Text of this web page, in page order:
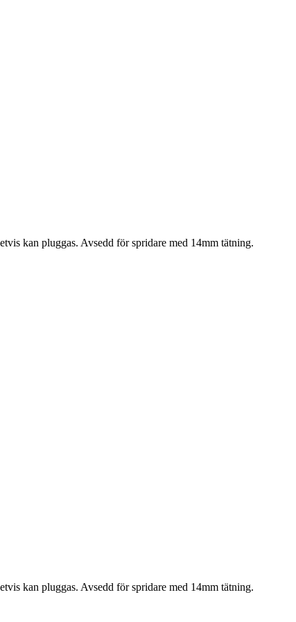
kan pluggas. Avsedd för spridare med 14mm tätning.
kan pluggas. Avsedd för spridare med 14mm tätning.